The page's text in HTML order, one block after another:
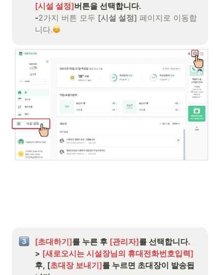
[시설 설정]버튼을 선택합니다.
-2가지 버튼 모두 [시설 설정] 페이지로 이동합
니다.
[초대하기]를 누른 후 [관리자]를 선택합니다.
> [새로오시는 시설장님의 휴대전화번호입력]
후, [초대장 보내기]를 누르면 초대장이 발송됩